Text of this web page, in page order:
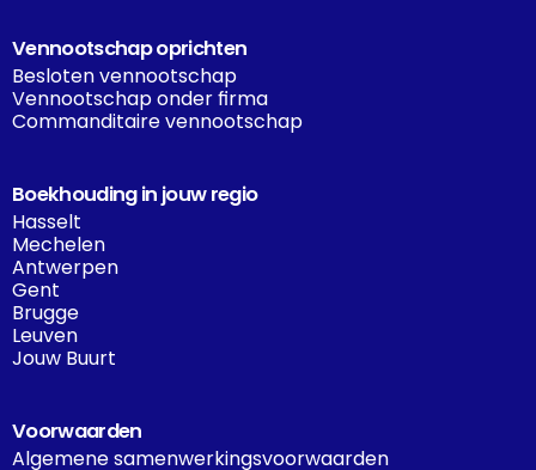
Vennootschap oprichten
Besloten vennootschap
Vennootschap onder firma
Commanditaire vennootschap
Boekhouding in jouw regio
Hasselt
Mechelen
Antwerpen
Gent
Brugge
Leuven
Jouw Buurt
Voorwaarden
Algemene samenwerkingsvoorwaarden